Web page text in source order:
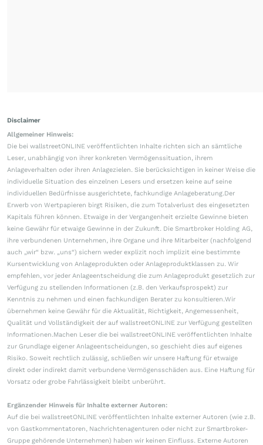
Disclaimer
Allgemeiner Hinweis:
Die bei wallstreetONLINE veröffentlichten Inhalte richten sich an sämtliche
Leser, unabhängig von ihrer konkreten Vermögenssituation, ihrem
Anlageverhalten oder ihren Anlagezielen. Sie berücksichtigen in keiner Weise die
individuelle Situation des einzelnen Lesers und ersetzen keine auf seine
individuellen Bedürfnisse ausgerichtete, fachkundige Anlageberatung.Der
Erwerb von Wertpapieren birgt Risiken, die zum Totalverlust des eingesetzten
Kapitals führen können. Etwaige in der Vergangenheit erzielte Gewinne bieten
keine Gewähr für etwaige Gewinne in der Zukunft. Die Smartbroker Holding AG,
ihre verbundenen Unternehmen, ihre Organe und ihre Mitarbeiter (nachfolgend
auch „wir“ bzw. „uns“) sichern weder explizit noch implizit eine bestimmte
Kursentwicklung von Anlageprodukten oder Anlageproduktklassen zu. Wir
empfehlen, vor jeder Anlageentscheidung die zum Anlageprodukt gesetzlich zur
Verfügung zu stellenden Informationen (z.B. den Verkaufsprospekt) zur
Kenntnis zu nehmen und einen fachkundigen Berater zu konsultieren.Wir
übernehmen keine Gewähr für die Aktualität, Richtigkeit, Angemessenheit,
Qualität und Vollständigkeit der auf wallstreetONLINE zur Verfügung gestellten
Informationen.Machen Leser die bei wallstreetONLINE veröffentlichten Inhalte
zur Grundlage eigener Anlageentscheidungen, so geschieht dies auf eigenes
Risiko. Soweit rechtlich zulässig, schließen wir unsere Haftung für etwaige
direkt oder indirekt damit verbundene Vermögensschäden aus. Eine Haftung für
Vorsatz oder grobe Fahrlässigkeit bleibt unberührt.
Ergänzender Hinweis für Inhalte externer Autoren:
Auf die bei wallstreetONLINE veröffentlichten Inhalte externer Autoren (wie z.B.
von Gastkommentatoren, Nachrichtenagenturen oder nicht zur Smartbroker-
Gruppe gehörende Unternehmen) haben wir keinen Einfluss. Externe Autoren